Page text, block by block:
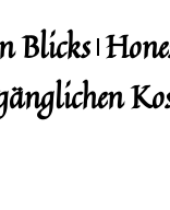
Blicks